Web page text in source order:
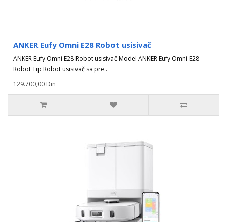
ANKER Eufy Omni E28 Robot usisivač
ANKER Eufy Omni E28 Robot usisivač Model ANKER Eufy Omni E28
Robot Tip Robot usisivač sa pre..
129.700,00 Din